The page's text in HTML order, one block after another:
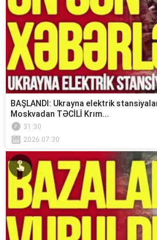
BAŞLANDI: Ukrayna elektrik
Moskvadan TƏCİLİ Krım...
31:30
2026.07.30